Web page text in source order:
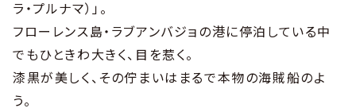
ラ・プルナマ）」。
フローレンス島・ラブアンバジョの港に停泊している中
でもひときわ大きく、目を惹く。
漆黒が美しく、その佇まいはまるで本物の海賊船のよ
う。